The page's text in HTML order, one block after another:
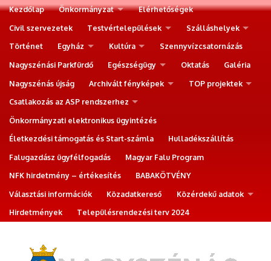
Kezdőlap Önkormányzat
Elérhetőségek
Civil szervezetek
Testvértelepülések
Szálláshelyek
Történet
Egyház Kultúra
Szennyvízcsatornázás
Nagyszénási Parkfürdő
Egészségügy Oktatás
Galéria
Nagyszénás újság
Archivált fényképek
TOP projektek
Csatlakozás az ASP rendszerhez
Önkormányzati elektronikus ügyintézés
Életkezdési támogatás és Start-számla
Hulladékszállítás
Falugazdász ügyfélfogadás
Magyar Falu Program
NFK hirdetmény – értékesítés
BABAKÖTVÉNY
Választási információk
Közadatkereső
Közérdekű adatok
Hirdetmények
Településrendezési terv 2024